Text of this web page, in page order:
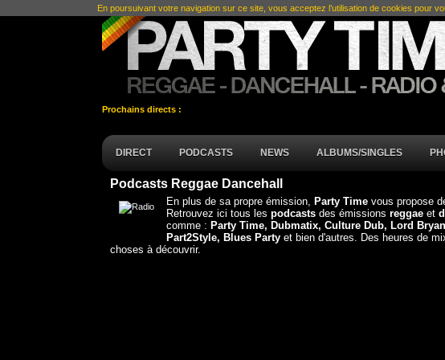
Prochains directs :
DIRECT PODCASTS NEWS ALBUMS/SINGLES
Podcasts Reggae Dancehall
En plus de sa propre émission, Party Timevous propose
Retrouvez ici tous lespodcasts des émissions reggae et
comme : Party Time, Dubmatix, Culture Dub, Lord
Part2Style, Blues Party et bien d'autres. Des heures de
choses à découvrir.
En poursuivant votre navigation sur ce site, vous acceptez l’utilisation de cookies pour